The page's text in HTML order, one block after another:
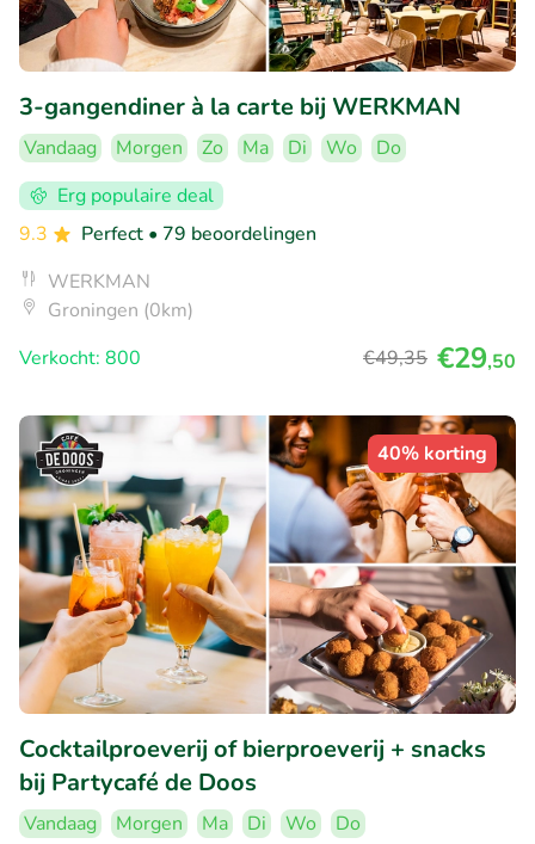
3-gangendiner à la carte bij WERKMAN
Vandaag Morgen Zo Ma Di Wo
Do
Erg populaire deal
9.3
Perfect • 79 beoordelingen
WERKMAN
Groningen (0km)
Verkocht: 800
€49,35 €29,50
40% korting
Cocktailproeverij of bierproeverij + snacks
bij Partycafé de Doos
Vandaag Morgen Ma Di Wo
Do